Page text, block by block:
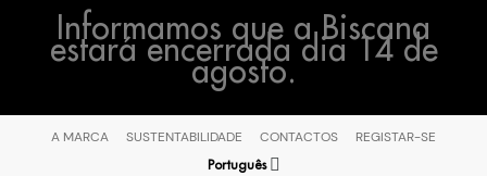
Informamos que a Biscana
estará encerrada dia 14 de
agosto.
A MARCA SUSTENTABILIDADE CONTACTOS REGISTAR-SE
Português